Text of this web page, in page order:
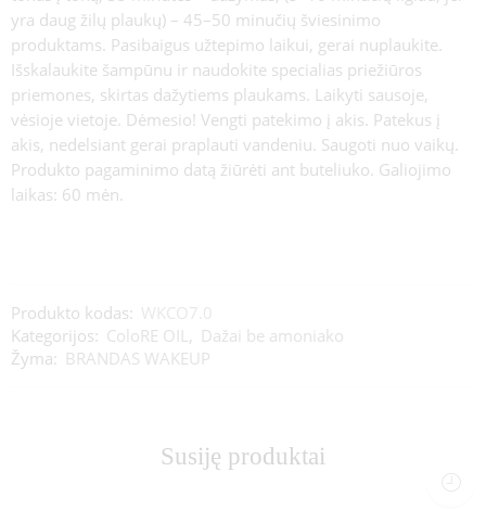
yra daug žilų plaukų) – 45–50 minučių šviesinimo
produktams. Pasibaigus užtepimo laikui, gerai nuplaukite.
Išskalaukite šampūnu ir naudokite specialias priežiūros
priemones, skirtas dažytiems plaukams. Laikyti sausoje,
vėsioje vietoje. Dėmesio! Vengti patekimo į akis. Patekus į
akis, nedelsiant gerai praplauti vandeniu. Saugoti nuo vaikų.
Produkto pagaminimo datą žiūrėti ant buteliuko. Galiojimo
laikas: 60 mėn.
Produkto kodas: WKCO7.0
Kategorijos: ColoRE OIL, Dažai be amoniako
Žyma: BRANDAS WAKEUP
Susiję produktai